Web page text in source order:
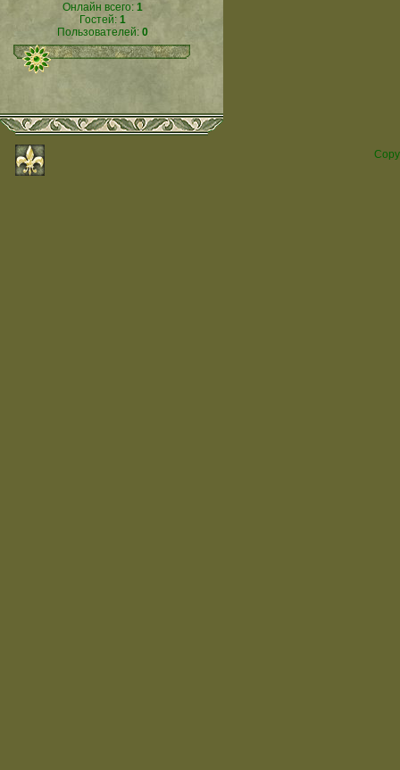
Онлайн всего: 1
Гостей: 1
Пользователей: 0